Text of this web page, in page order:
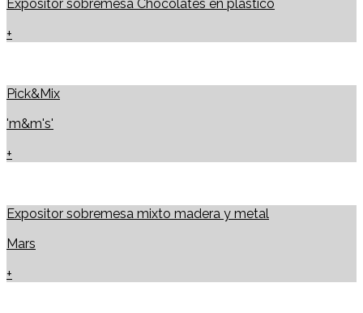
Expositor sobremesa Chocolates en plástico
+
Pick&Mix
'm&m's'
+
Expositor sobremesa mixto madera y metal
Mars
+